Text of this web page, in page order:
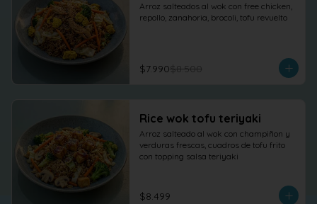
Arroz salteados al wok con free chicken,
repollo, zanahoria, brocoli, tofu revuelto
$7.990$8.500
Rice wok tofu teriyaki
Arroz salteado al wok con champiñon y
verduras frescas, cuadros de tofu frito
con topping salsa teriyaki
$8.499